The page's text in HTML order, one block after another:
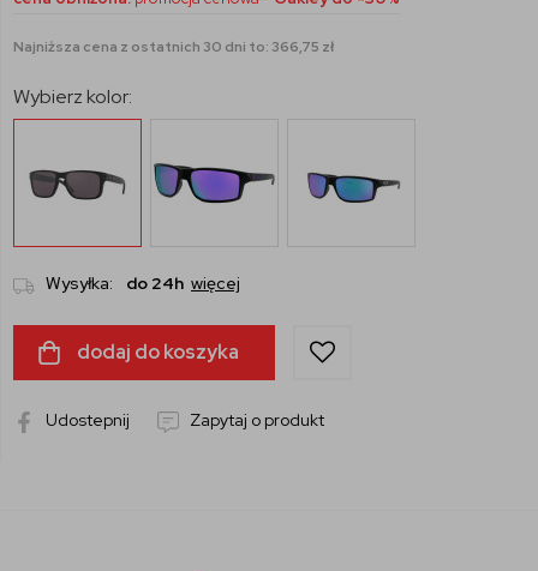
Najniższa cena z ostatnich 30 dni to: 366,75 zł
Wybierz kolor:
Wysyłka: do 24h więcej
dodaj do koszyka
Udostepnij Zapytaj o produkt